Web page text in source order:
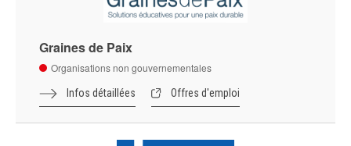
Graines de Paix
Organisations non gouvernementales
Infos détaillées Offres d'emploi